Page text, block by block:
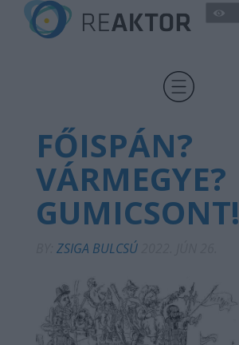
FŐISPÁN?
VÁRMEGYE?
GUMICSONT!
ZSIGA BULCSÚ